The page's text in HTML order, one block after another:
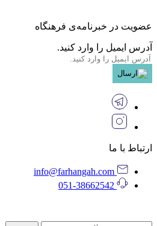
عضویت در خبرنامه‌ی فرهنگاه
آدرس ایمیل را وارد کنید.
ارتباط با ما
info@farhangah.com
051-38662542